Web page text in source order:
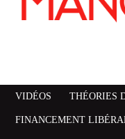
VIDÉOS THÉORIES
FINANCEMENT